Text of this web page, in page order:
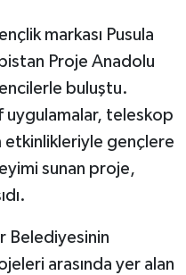
markası Pusula
Proje Anadolu
buluştu.
uygulamalar, teleskop
gençlere
sunan proje,
Belediyesinin
arasında yer alan